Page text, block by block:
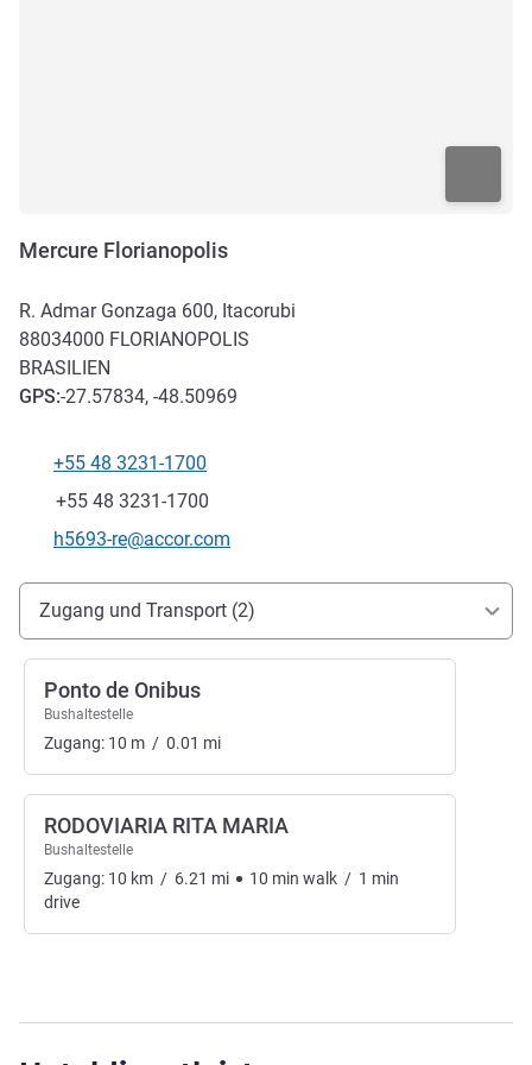
Mercure Florianopolis
R. Admar Gonzaga 600, Itacorubi
88034000 FLORIANOPOLIS
BRASILIEN
GPS:-27.57834, -48.50969
+55 48 3231-1700
Fax
+55 48 3231-1700
Kontakt-E-Mail
h5693-re@accor.com
Erreichbarkeit und Anbindung
Zugang und Transport (2)
Ponto de Onibus
Bushaltestelle
Zugang: 10 m / 0.01 mi
RODOVIARIA RITA MARIA
Bushaltestelle
Zugang: 10 km / 6.21 mi 10 min walk / 1 min
drive